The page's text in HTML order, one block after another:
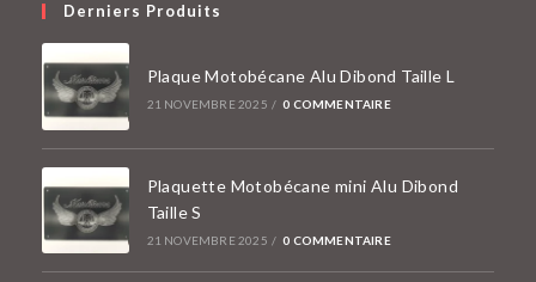
Derniers Produits
Plaque Motobécane Alu Dibond Taille L
21 NOVEMBRE 2025 / 0 COMMENTAIRE
Plaquette Motobécane mini Alu Dibond
Taille S
21 NOVEMBRE 2025 / 0 COMMENTAIRE